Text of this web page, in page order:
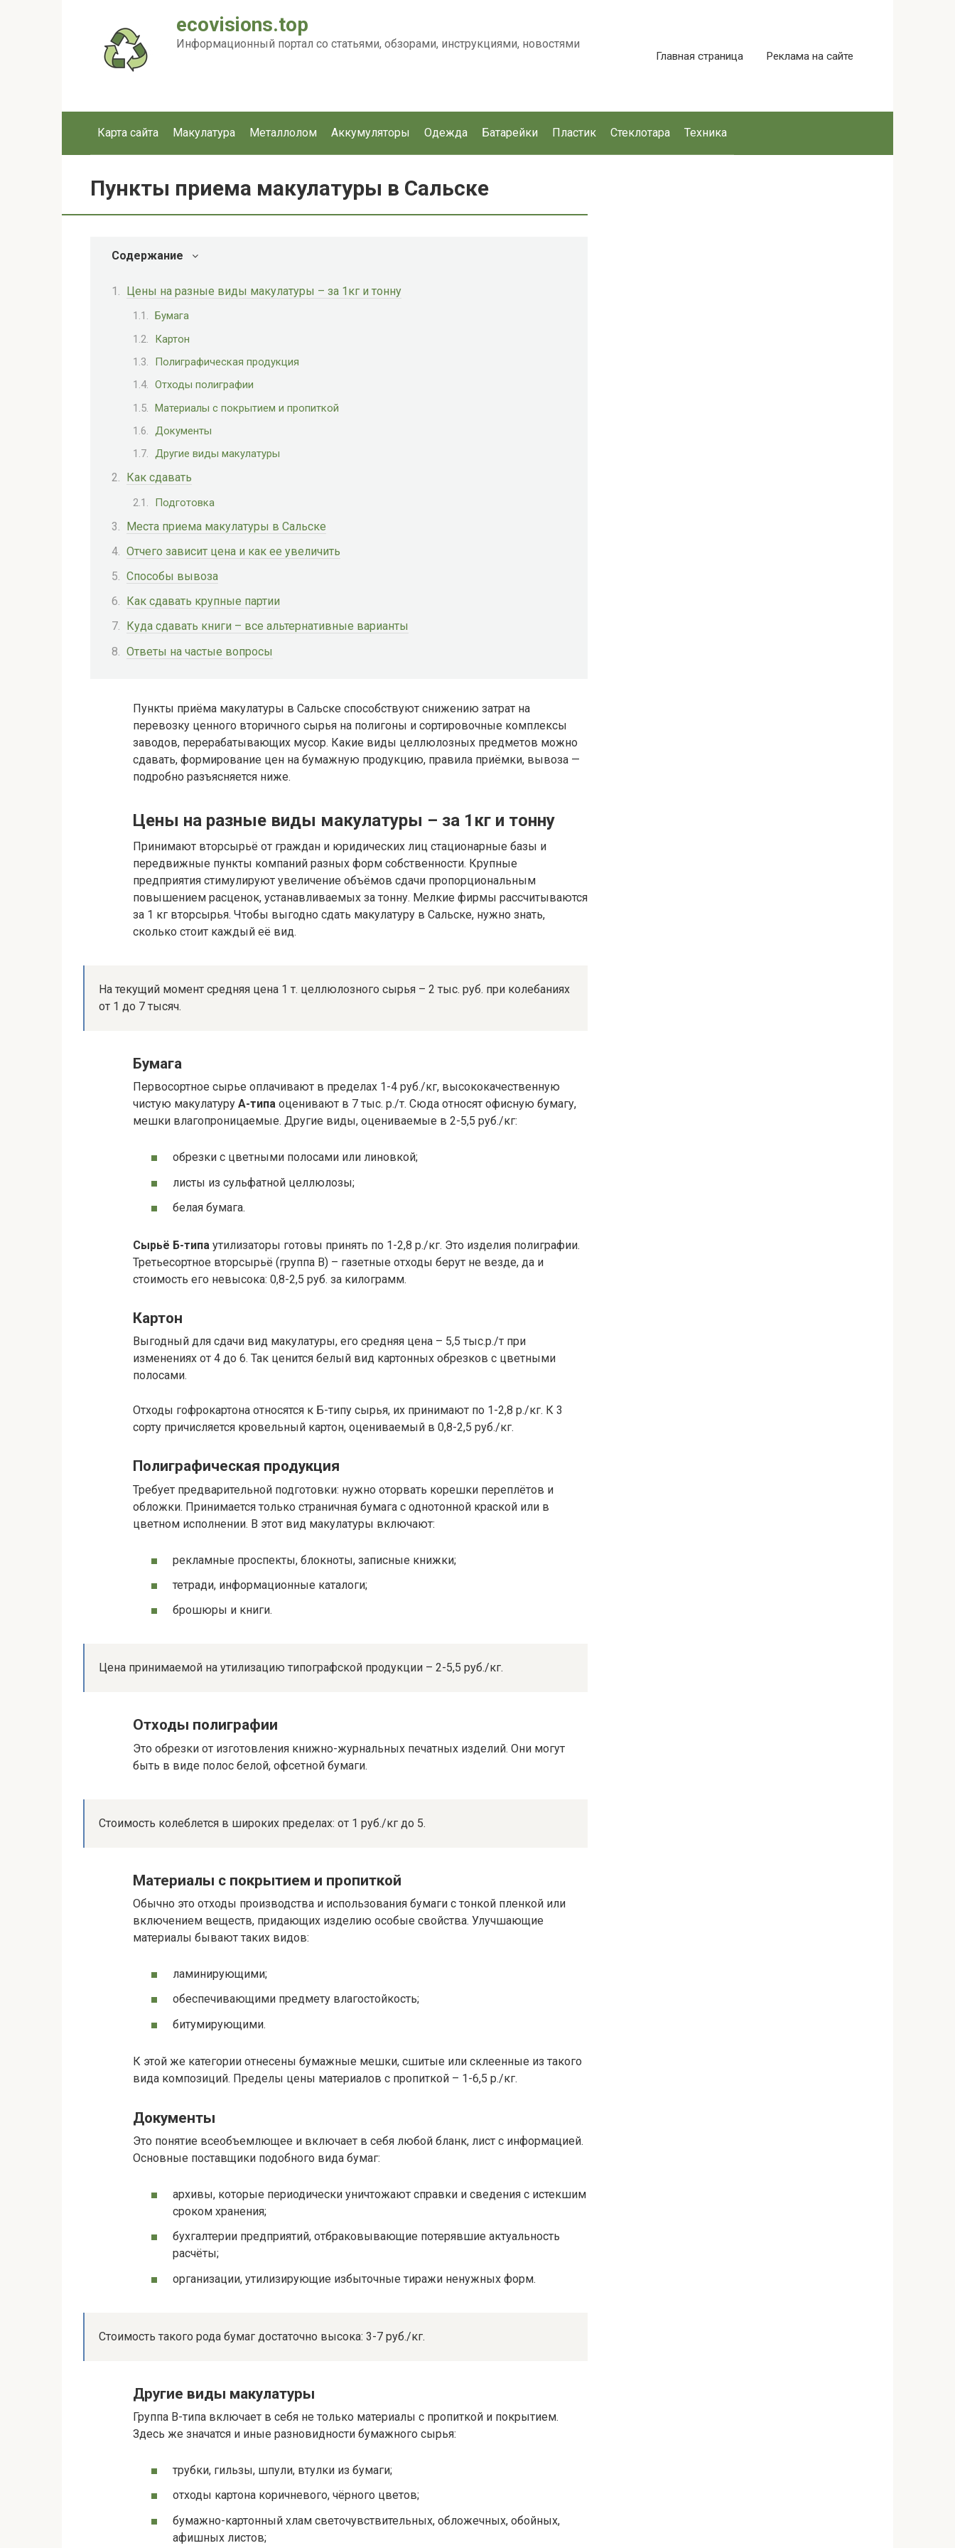
ecovisions.top
Информационный портал со статьями, обзорами, инструкциями, новостями
Главная страница Реклама на сайте
Карта сайта Макулатура Металлолом Аккумуляторы Одежда Батарейки Пластик Стеклотара Техника
Пункты приема макулатуры в Сальске
Содержание
Цены на разные виды макулатуры – за 1кг и тонну
Бумага
Картон
Полиграфическая продукция
Отходы полиграфии
Материалы с покрытием и пропиткой
Документы
Другие виды макулатуры
Как сдавать
Подготовка
Места приема макулатуры в Сальске
Отчего зависит цена и как ее увеличить
Способы вывоза
Как сдавать крупные партии
Куда сдавать книги – все альтернативные варианты
Ответы на частые вопросы
Пункты приёма макулатуры в Сальске способствуют снижению затрат на
перевозку ценного вторичного сырья на полигоны и сортировочные комплексы
заводов, перерабатывающих мусор. Какие виды целлюлозных предметов можно
сдавать, формирование цен на бумажную продукцию, правила приёмки, вывоза —
подробно разъясняется ниже.
Цены на разные виды макулатуры – за 1кг и тонну
Принимают вторсырьё от граждан и юридических лиц стационарные базы и
передвижные пункты компаний разных форм собственности. Крупные
предприятия стимулируют увеличение объёмов сдачи пропорциональным
повышением расценок, устанавливаемых за тонну. Мелкие фирмы рассчитываются
за 1 кг вторсырья. Чтобы выгодно сдать макулатуру в Сальске, нужно знать,
сколько стоит каждый её вид.
На текущий момент средняя цена 1 т. целлюлозного сырья – 2 тыс. руб. при колебаниях
от 1 до 7 тысяч.
Бумага
Первосортное сырье оплачивают в пределах 1-4 руб./кг, высококачественную
чистую макулатуру А-типа оценивают в 7 тыс. р./т. Сюда относят офисную бумагу,
мешки влагопроницаемые. Другие виды, оцениваемые в 2-5,5 руб./кг:
обрезки с цветными полосами или линовкой;
листы из сульфатной целлюлозы;
белая бумага.
Сырьё Б-типа утилизаторы готовы принять по 1-2,8 р./кг. Это изделия полиграфии.
Третьесортное вторсырьё (группа В) – газетные отходы берут не везде, да и
стоимость его невысока: 0,8-2,5 руб. за килограмм.
Картон
Выгодный для сдачи вид макулатуры, его средняя цена – 5,5 тыс.р./т при
изменениях от 4 до 6. Так ценится белый вид картонных обрезков с цветными
полосами.
Отходы гофрокартона относятся к Б-типу сырья, их принимают по 1-2,8 р./кг. К 3
сорту причисляется кровельный картон, оцениваемый в 0,8-2,5 руб./кг.
Полиграфическая продукция
Требует предварительной подготовки: нужно оторвать корешки переплётов и
обложки. Принимается только страничная бумага с однотонной краской или в
цветном исполнении. В этот вид макулатуры включают:
рекламные проспекты, блокноты, записные книжки;
тетради, информационные каталоги;
брошюры и книги.
Цена принимаемой на утилизацию типографской продукции – 2-5,5 руб./кг.
Отходы полиграфии
Это обрезки от изготовления книжно-журнальных печатных изделий. Они могут
быть в виде полос белой, офсетной бумаги.
Стоимость колеблется в широких пределах: от 1 руб./кг до 5.
Материалы с покрытием и пропиткой
Обычно это отходы производства и использования бумаги с тонкой пленкой или
включением веществ, придающих изделию особые свойства. Улучшающие
материалы бывают таких видов:
ламинирующими;
обеспечивающими предмету влагостойкость;
битумирующими.
К этой же категории отнесены бумажные мешки, сшитые или склеенные из такого
вида композиций. Пределы цены материалов с пропиткой – 1-6,5 р./кг.
Документы
Это понятие всеобъемлющее и включает в себя любой бланк, лист с информацией.
Основные поставщики подобного вида бумаг:
архивы, которые периодически уничтожают справки и сведения с истекшим
сроком хранения;
бухгалтерии предприятий, отбраковывающие потерявшие актуальность
расчёты;
организации, утилизирующие избыточные тиражи ненужных форм.
Стоимость такого рода бумаг достаточно высока: 3-7 руб./кг.
Другие виды макулатуры
Группа В-типа включает в себя не только материалы с пропиткой и покрытием.
Здесь же значатся и иные разновидности бумажного сырья:
трубки, гильзы, шпули, втулки из бумаги;
отходы картона коричневого, чёрного цветов;
бумажно-картонный хлам светочувствительных, обложечных, обойных,
афишных листов;